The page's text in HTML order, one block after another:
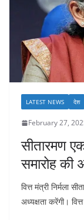
LATEST NEWS देश
February 27,
सीतारमण
समारोह की
वित्त मंत्री निर्मला
अध्यक्षता करेंगी।